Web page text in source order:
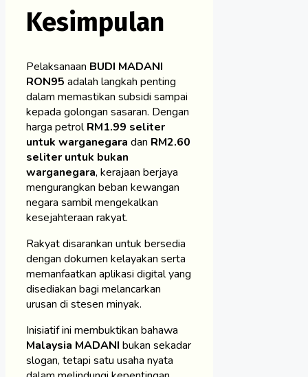
Kesimpulan
Pelaksanaan BUDI MADANI
RON95 adalah langkah penting
dalam memastikan subsidi sampai
kepada golongan sasaran. Dengan
harga petrolRM1.99 seliter
untuk warganegara dan RM2.60
seliter untuk bukan
warganegara, kerajaan berjaya
mengurangkan beban kewangan
negara sambil mengekalkan
kesejahteraan rakyat.
Rakyat disarankan untuk bersedia
dengan dokumen kelayakan serta
memanfaatkan aplikasi digital yang
disediakan bagi melancarkan
urusan di stesen minyak.
Inisiatif ini membuktikan bahawa
Malaysia MADANI bukan sekadar
slogan, tetapi satu usaha nyata